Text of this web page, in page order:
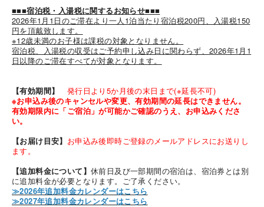
■■■宿泊税・入湯税に関するお知らせ■■■
2026年1月1日のご滞在より一人1泊当たり宿泊税200円、入湯税150
円を頂戴致します。
※12歳未満のお子様は課税の対象となりません。
宿泊税、入湯税の収受はご予約申し込み日に関わらず、2026年1月1
日以降のご滞在すべてが対象となります。
【有効期間】
発行日より5か月後の末日まで(※延長不可)
※お申込み後のキャンセルや変更、有効期間の延長はできません。
有効期限内に「ご宿泊」が可能かご確認のうえ、お申込みくださ
い。
【お届け目安】 お申込み後即時ご登録のメールアドレスにお送りし
ます。
【追加料金について】 休前日及び一部期間の宿泊は、宿泊券とは別
に追加料金が必要となります。ご了承ください。
≫2026年追加料金カレンダーはこちら
≫2027年追加料金カレンダーはこちら
岳や末広がりを意味す
雄大な八ヶ岳山麓の自
る、こだわりのスイー
さい。
UAE
Vietnam